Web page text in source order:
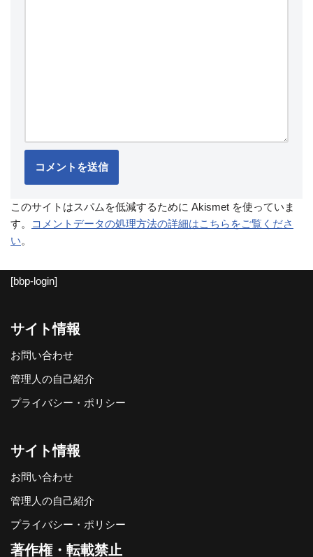
このサイトはスパムを低減するために Akismet を使っていま
す。
コメントデータの処理方法の詳細はこちらをご覧くださ
い。
[bbp-login]
サイト情報
お問い合わせ
管理人の自己紹介
プライバシー・ポリシー
サイト情報
お問い合わせ
管理人の自己紹介
プライバシー・ポリシー
著作権・転載禁止